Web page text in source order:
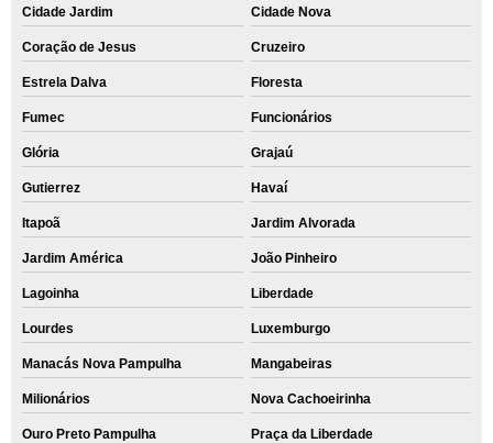
Cidade Jardim Cidade Nova
Coração de Jesus Cruzeiro
Estrela Dalva Floresta
Fumec Funcionários
Glória Grajaú
Gutierrez Havaí
Itapoã Jardim Alvorada
Jardim América João Pinheiro
Lagoinha Liberdade
Lourdes Luxemburgo
Manacás Nova Pampulha Mangabeiras
Milionários Nova Cachoeirinha
Ouro Preto Pampulha Praça da Liberdade